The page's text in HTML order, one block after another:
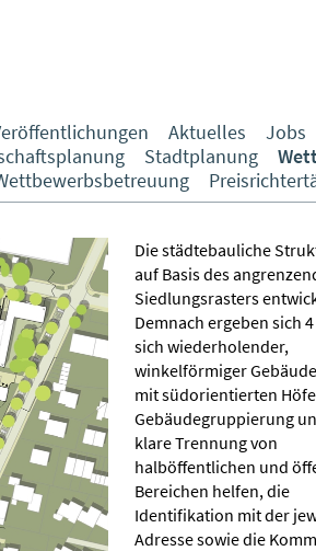
Aktuelles Jobs
Stadtplanung
Die städtebauliche
auf Basis des
Siedlungsrasters
Demnach ergeben sich
sich wiederholender,
winkelförmiger
mit südorientierten
Gebäudegruppierung
klare Trennung von
halböffentlichen und
Bereichen helfen, die
Identifikation mit der
Adresse sowie die